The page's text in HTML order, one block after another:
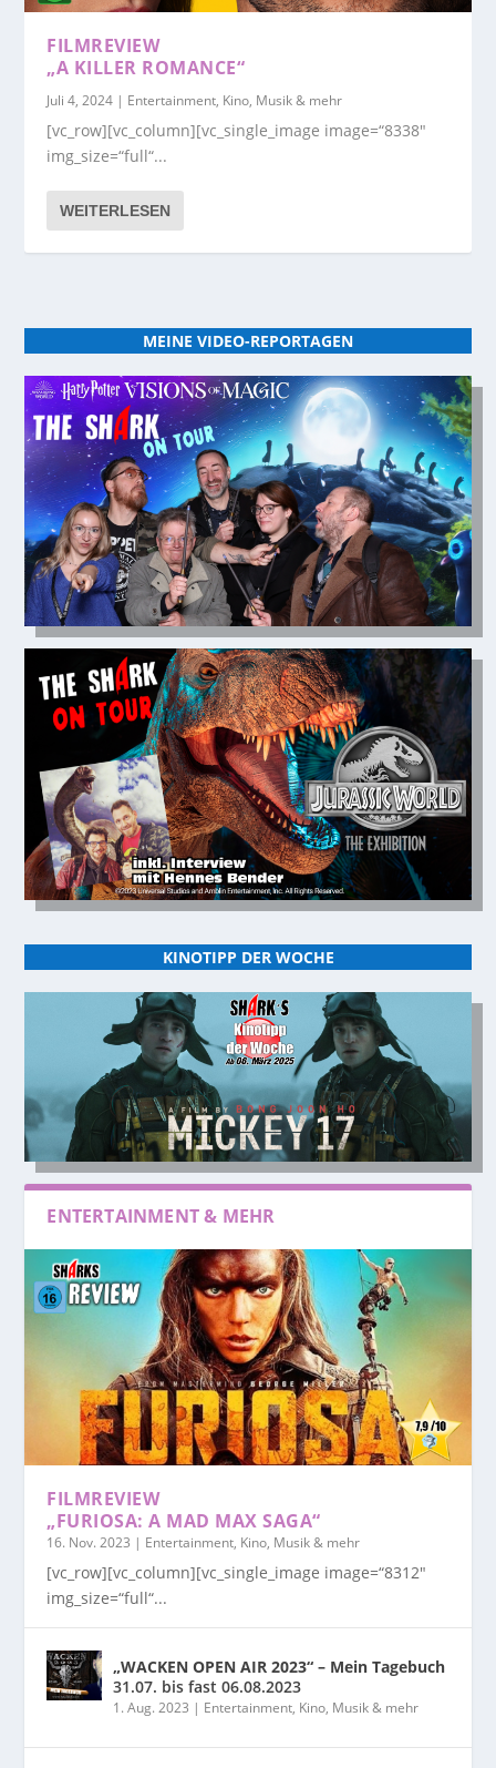
FILMREVIEW
„A KILLER ROMANCE“
Juli 4, 2024 | Entertainment, Kino, Musik & mehr
[vc_row][vc_column][vc_single_image image=“8338″
img_size=“full“...
WEITERLESEN
MEINE VIDEO-REPORTAGEN
KINOTIPP DER WOCHE
ENTERTAINMENT & MEHR
FILMREVIEW
„FURIOSA: A MAD MAX SAGA“
16. Nov. 2023 | Entertainment, Kino, Musik & mehr
[vc_row][vc_column][vc_single_image image=“8312″
img_size=“full“...
„WACKEN OPEN AIR 2023“ – Mein Tagebuch
31.07. bis fast 06.08.2023
1. Aug. 2023 | Entertainment, Kino, Musik & mehr